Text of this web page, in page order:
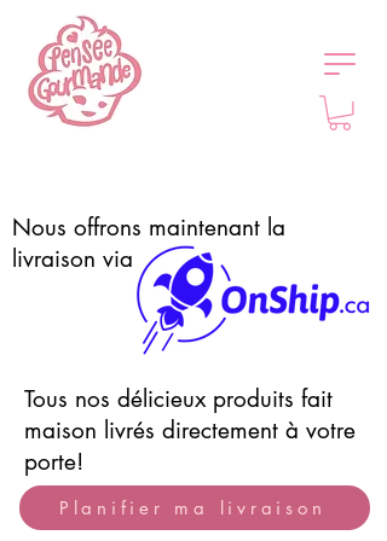
Nous offrons maintenant la
livraison via
Tous nos délicieux produits fait
maison livrés directement à votre
porte!
Planifier ma livraison